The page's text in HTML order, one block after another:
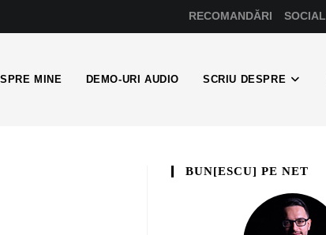
RECOMANDĂRI SOCIAL
MINE DEMO-URI AUDIO SCRIU DESPRE
BUN[ESCU] PE NET